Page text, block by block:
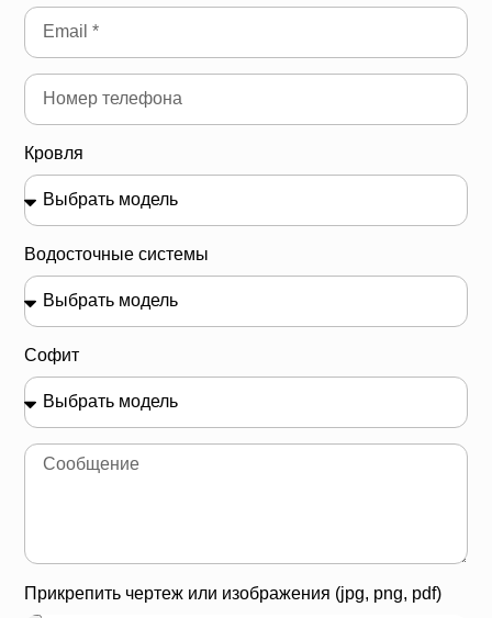
Кровля
Водосточные системы
Софит
Прикрепить чертеж или изображения (jpg, png, pdf)